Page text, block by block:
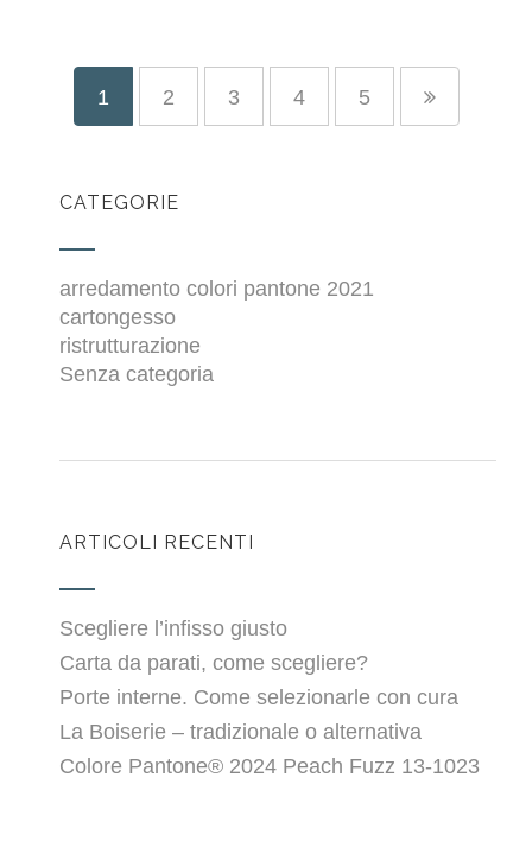
1 2 3 4 5
CATEGORIE
arredamento colori pantone 2021
cartongesso
ristrutturazione
Senza categoria
ARTICOLI RECENTI
Scegliere l’infisso giusto
Carta da parati, come scegliere?
Porte interne. Come selezionarle con cura
La Boiserie – tradizionale o alternativa
Colore Pantone® 2024 Peach Fuzz 13-1023